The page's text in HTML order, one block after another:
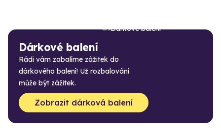
Dárkové balení
Rádi vám zabalíme zážitek do
dárkového balení! Už rozbalování
může být zážitek.
Zobrazit dárková balení